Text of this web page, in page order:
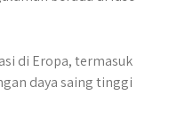
di Eropa, termasuk
daya saing tinggi